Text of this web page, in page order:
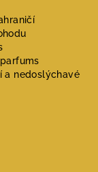
a nedoslýchavé